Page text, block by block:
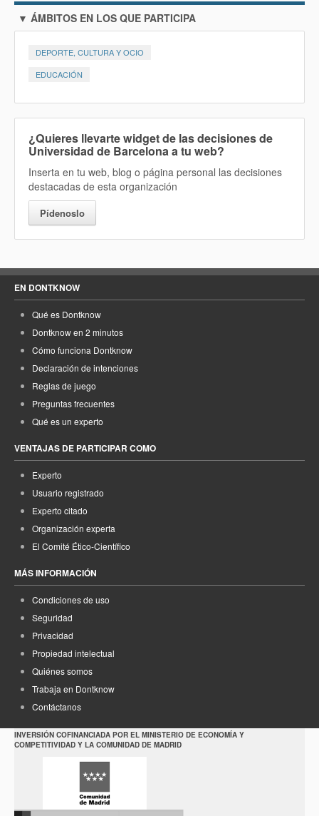
▼ ÁMBITOS EN LOS QUE PARTICIPA
DEPORTE, CULTURA Y OCIO
EDUCACIÓN
¿Quieres llevarte widget de las decisiones de
Universidad de Barcelona a tu web?
Inserta en tu web, blog o página personal las decisiones
destacadas de esta organización
Pídenoslo
EN DONTKNOW
Qué es Dontknow
Dontknow en 2 minutos
Cómo funciona Dontknow
Declaración de intenciones
Reglas de juego
Preguntas frecuentes
Qué es un experto
VENTAJAS DE PARTICIPAR COMO
Experto
Usuario registrado
Experto citado
Organización experta
El Comité Ético-Científico
MÁS INFORMACIÓN
Condiciones de uso
Seguridad
Privacidad
Propiedad intelectual
Quiénes somos
Trabaja en Dontknow
Contáctanos
INVERSIÓN COFINANCIADA POR EL MINISTERIO DE ECONOMÍA Y
COMPETITIVIDAD Y LA COMUNIDAD DE MADRID